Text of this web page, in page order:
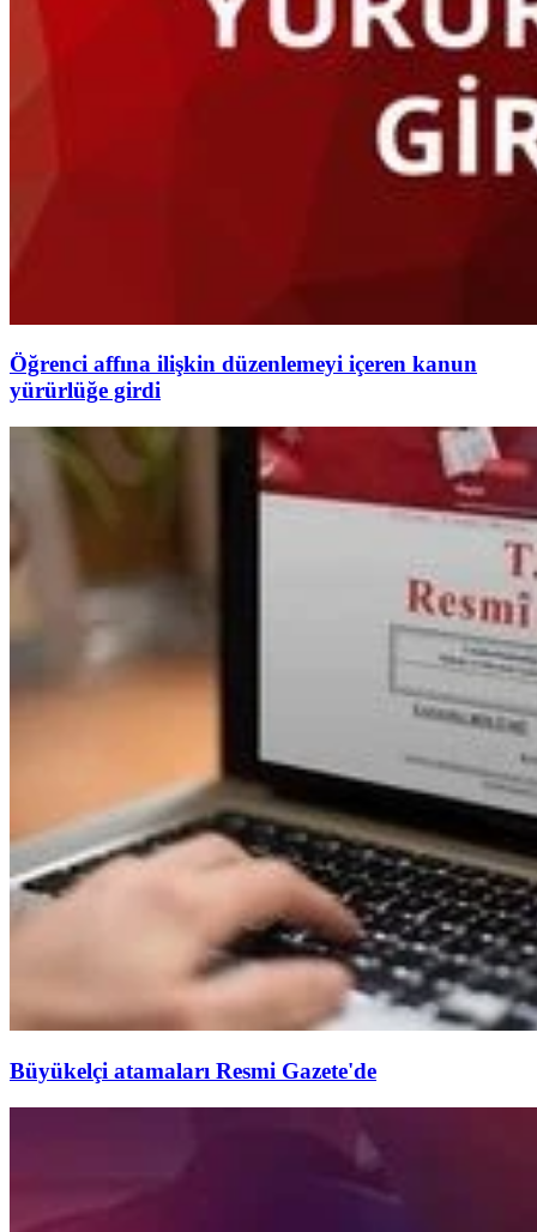
Öğrenci affına ilişkin düzenlemeyi içeren kanun
yürürlüğe girdi
Büyükelçi atamaları Resmi Gazete'de